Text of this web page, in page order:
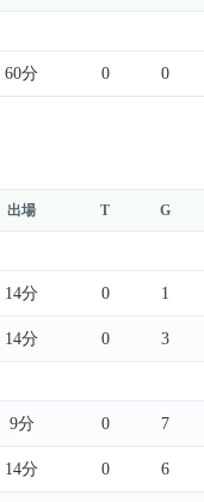
60分 0 0
出場 T G
14分 0 1
14分 0 3
9分 0 7
14分 0 6